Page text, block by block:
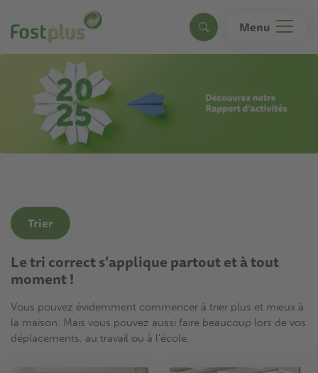
au
contenu
principal
Search Menu
Trier
Le tri correct s’applique partout et à tout
moment !
Vous pouvez évidemment commencer à trier plus et mieux à
la maison. Mais vous pouvez aussi faire beaucoup lors de vos
déplacements, au travail ou à l’école.